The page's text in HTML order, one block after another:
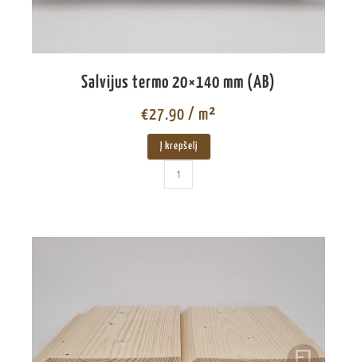
Salvijus termo 20×140 mm (AB)
€27.90 / m²
Į krepšelį